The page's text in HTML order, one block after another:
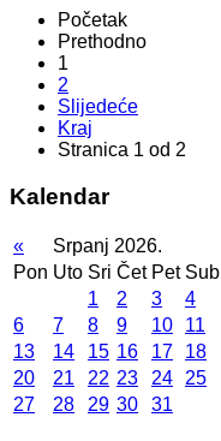
Početak
Prethodno
1
2
Slijedeće
Kraj
Stranica 1 od 2
Kalendar
« Srpanj 2026.
Pon Uto Sri Čet Pet Sub
1
2 3 4
6
7 8 9 10 11
13
14 15 16 17 18
20
21 22 23 24 25
27
28 29 30 31